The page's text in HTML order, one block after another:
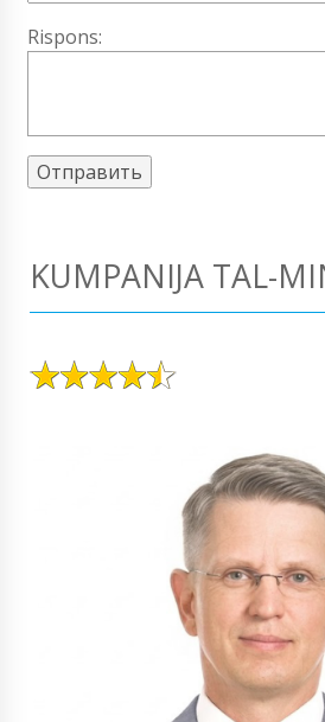
Rispons:
KUMPANIJA TAL-